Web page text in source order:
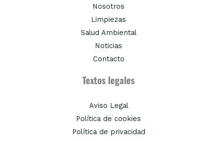
Nosotros
Limpiezas
Salud Ambiental
Noticias
Contacto
Textos legales
Aviso Legal
Política de cookies
Política de privacidad